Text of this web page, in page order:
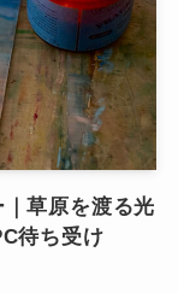
｜草原を渡る光
待ち受け